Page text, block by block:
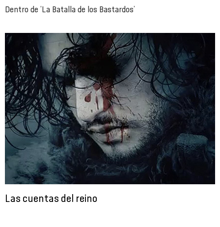
Dentro de ‘La Batalla de los Bastardos’
Las cuentas del reino